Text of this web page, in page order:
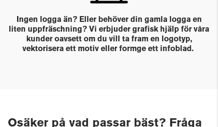
Ingen logga än? Eller behöver din gamla logga en
liten uppfräschning? Vi erbjuder grafisk hjälp för våra
kunder oavsett om du vill ta fram en logotyp,
vektorisera ett motiv eller formge ett infoblad.
Osäker på vad passar bäst? Fråga